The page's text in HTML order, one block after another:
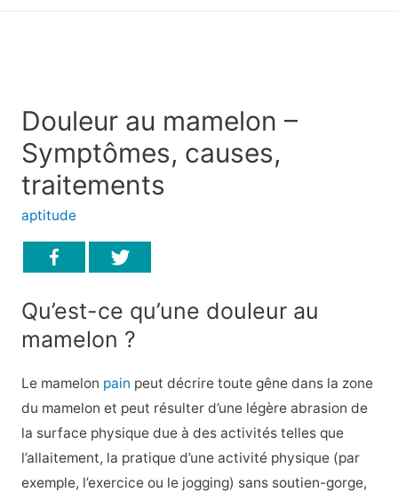
Douleur au mamelon –
Symptômes, causes,
traitements
aptitude
Qu’est-ce qu’une douleur au
mamelon ?
Le mamelon pain peut décrire toute gêne dans la zone
du mamelon et peut résulter d’une légère abrasion de
la surface physique due à des activités telles que
l’allaitement, la pratique d’une activité physique (par
exemple, l’exercice ou le jogging) sans soutien-gorge,